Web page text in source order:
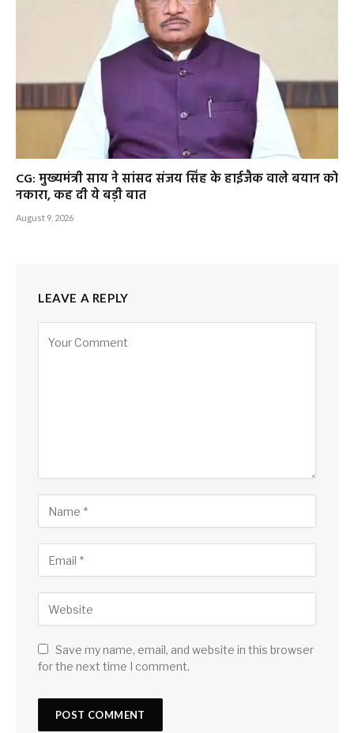
CG: मुख्यमंत्री साय ने सांसद संजय सिंह के हाईजैक वाले बयान को
नकारा, कह दी ये बड़ी बात
August 9, 2026
LEAVE A REPLY
Save my name, email, and website in this browser
for the next time I comment.